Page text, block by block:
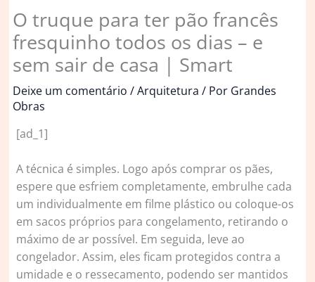
O truque para ter pão francês
fresquinho todos os dias – e
sem sair de casa | Smart
Deixe um comentário /Arquitetura / Por Grandes
Obras
[ad_1]
A técnica é simples. Logo após comprar os pães,
espere que esfriem completamente, embrulhe cada
um individualmente em filme plástico ou coloque-os
em sacos próprios para congelamento, retirando o
máximo de ar possível. Em seguida, leve ao
congelador. Assim, eles ficam protegidos contra a
umidade e o ressecamento, podendo ser mantidos